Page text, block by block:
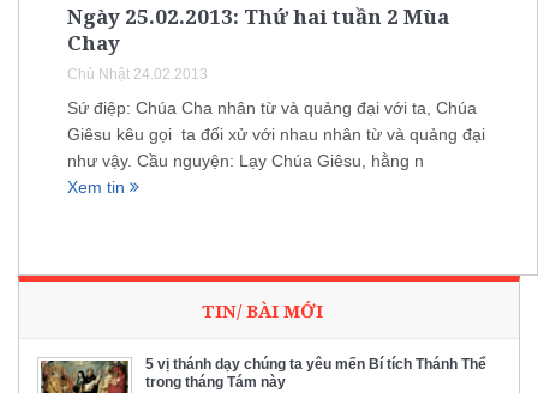
Ngày 25.02.2013: Thứ hai tuần 2 Mùa
Chay
Chủ Nhật 24.02.2013
Sứ điệp: Chúa Cha nhân từ và quảng đại với ta, Chúa
Giêsu kêu gọi ta đối xử với nhau nhân từ và quảng đại
như vậy. Cầu nguyện: Lạy Chúa Giêsu, hằng n
Xem tin
TIN/ BÀI MỚI
5 vị thánh dạy chúng ta yêu mến Bí tích Thánh Thể
trong tháng Tám này